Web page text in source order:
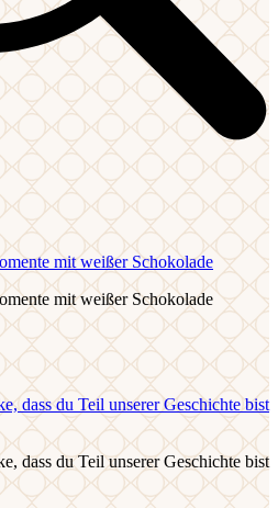
mit weißer Schokolade
mit weißer Schokolade
dass du Teil unserer Geschichte bist
dass du Teil unserer Geschichte bist